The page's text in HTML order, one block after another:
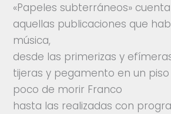
«Papeles subterráneos»
aquellas publicaciones que
música,
desde las primerizas y
tijeras y pegamento en un
poco de morir Franco
hasta las realizadas con